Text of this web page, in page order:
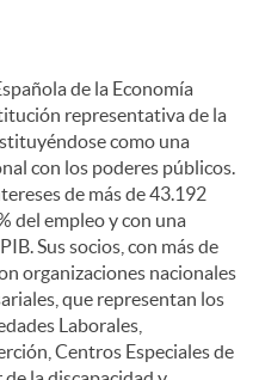
de la Economía
representativa de la
como una
con los poderes públicos.
de más de 43.192
del empleo y con una
Sus socios, con más de
organizaciones nacionales
que representan los
Laborales,
Centros Especiales de